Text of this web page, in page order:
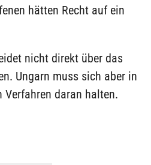
hätten Recht auf ein
nicht direkt über das
Ungarn muss sich aber in
daran halten.